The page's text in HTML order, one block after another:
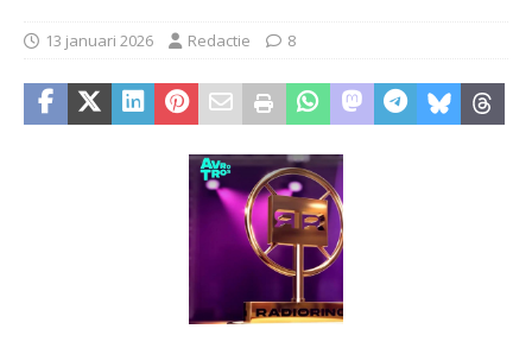
13 januari 2026 Redactie 8